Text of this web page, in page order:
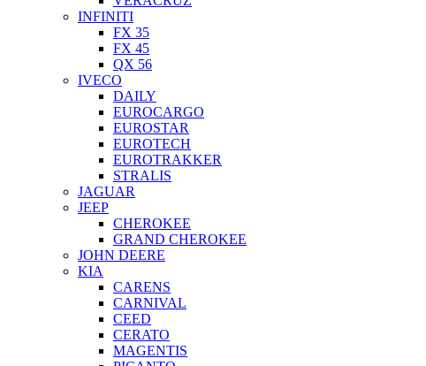
INFINITI
FX 35
FX 45
QX 56
IVECO
DAILY
EUROCARGO
EUROSTAR
EUROTECH
EUROTRAKKER
STRALIS
JAGUAR
JEEP
CHEROKEE
GRAND CHEROKEE
JOHN DEERE
KIA
CARENS
CARNIVAL
CEED
CERATO
MAGENTIS